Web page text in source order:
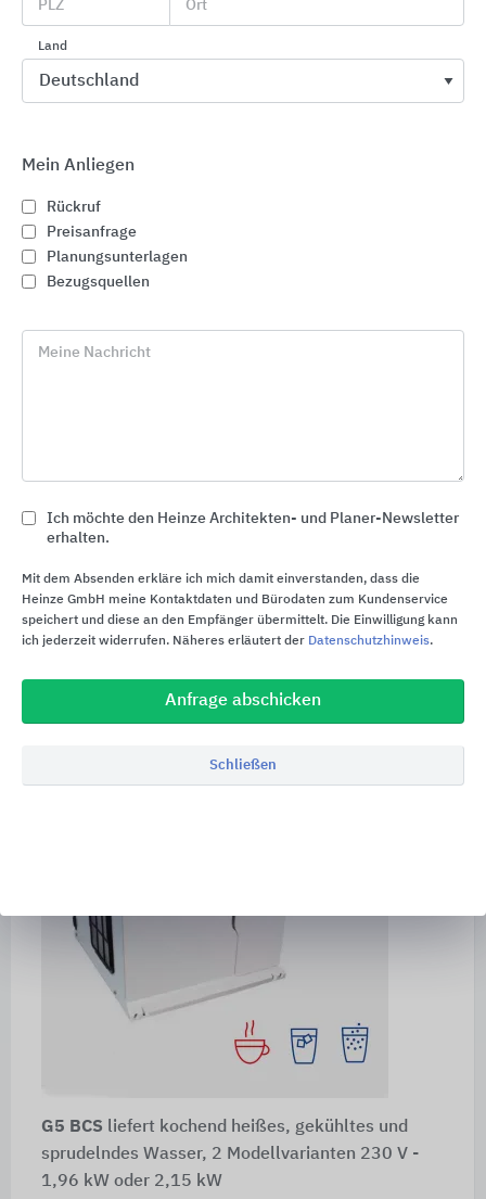
benutzerfreundliches Touchdisplay kann das Gerät
möglich. Die Temperatur wird elektronisch
geregelt. Im Gerät ist auch ein Filtersystem mit
leicht wechselbaren Filterkartuschen und ein
G5 BCS liefert kochend heißes, gekühltes und
sprudelndes Wasser, 2 Modellvarianten 230 V -
1,96 kW oder 2,15 kW
PLZ Ort
Land
Mein Anliegen
Rückruf
Preisanfrage
Planungsunterlagen
Bezugsquellen
Meine Nachricht
Ich möchte den Heinze Architekten- und Planer-Newsletter
erhalten.
Mit dem Absenden erkläre ich mich damit einverstanden, dass die
Heinze GmbH meine Kontaktdaten und Bürodaten zum Kundenservice
speichert und diese an den Empfänger übermittelt. Die Einwilligung kann
ich jederzeit widerrufen. Näheres erläutert der Datenschutzhinweis.
Anfrage abschicken
Schließen